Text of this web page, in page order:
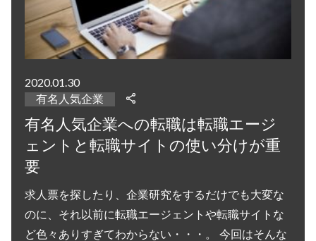
2020.01.30
有名人気企業
有名人気企業への転職は転職エージ
ェントと転職サイトの使い分けが重
要
求人票を探したり、企業研究をするだけでも大変な
のに、それ以前に転職エージェントや転職サイトな
ど色々ありすぎてわからない・・・。 今回はそんな